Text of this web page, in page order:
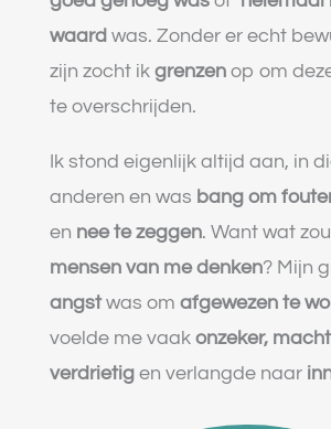
waard was. Zonder er echt
zijn zocht ik grenzenop om
te overschrijden.
Ik stond eigenlijk altijd aan, in
anderen en was bang om
en nee te zeggen. Want wat
mensen van me denken? Mijn
angstwas om afgewezen te
voelde me vaak onzeker,
verdrietigen verlangde naar